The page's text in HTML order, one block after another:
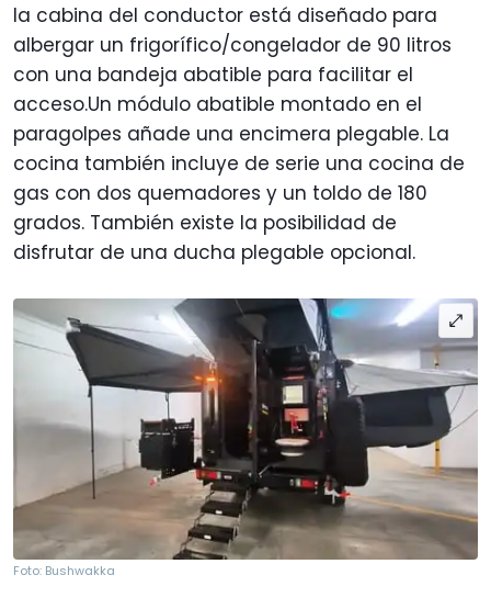
la cabina del conductor está diseñado para
albergar un frigorífico/congelador de 90 litros
con una bandeja abatible para facilitar el
acceso.Un módulo abatible montado en el
paragolpes añade una encimera plegable. La
cocina también incluye de serie una cocina de
gas con dos quemadores y un toldo de 180
grados. También existe la posibilidad de
disfrutar de una ducha plegable opcional.
Foto: Bushwakka